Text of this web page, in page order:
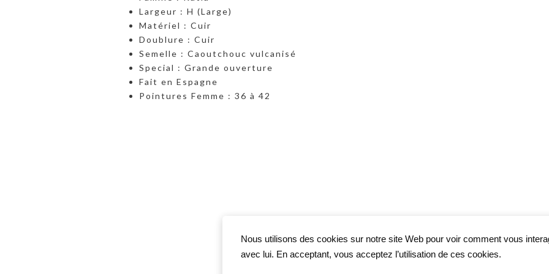
Largeur : H (Large)
Matériel : Cuir
Doublure : Cuir
Semelle : Caoutchouc vulcanisé
Special : Grande ouverture
Fait en Espagne
Pointures Femme : 36 à 42
Nous utilisons des cookies sur notre site Web pour voir comment vous
avec lui. En acceptant, vous acceptez l’utilisation de ces cookies.